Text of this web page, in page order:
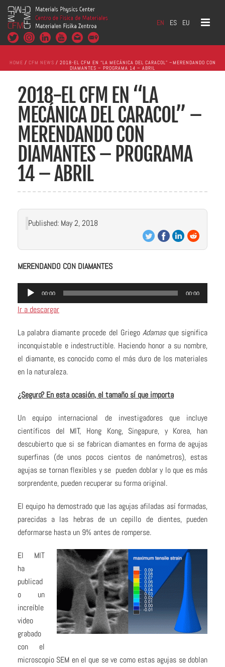
EN ES EU
HOME / CFM NEWS / 2018-EL CFM EN “LA MECÁNICA DEL CARACOL” –MERENDANDO CON
DIAMANTES – PROGRAMA 14 – ABRIL
2018-EL CFM EN “LA
MECÁNICA DEL CARACOL” –
MERENDANDO CON
DIAMANTES – PROGRAMA
14 – ABRIL
Published: May 2, 2018
MERENDANDO CON DIAMANTES
Audio
Player
00:00 00:00
Ir a descargar
La palabra diamante procede del Griego Adamasque significa
inconquistable e indestructible. Haciendo honor a su nombre,
el diamante, es conocido como el más duro de los materiales
en la naturaleza.
¿Seguro? En esta ocasión, el tamaño sí que importa
Un equipo internacional de investigadores que incluye
científicos del MIT, Hong Kong, Singapure, y Korea, han
descubierto que si se fabrican diamantes en forma de agujas
superfinas (de unos pocos cientos de nanómetros), estas
agujas se tornan flexibles y se pueden doblar y lo que es más
sorprendente, pueden recuperar su forma original.
El equipo ha demostrado que las agujas afiladas así formadas,
parecidas a las hebras de un cepillo de dientes, pueden
deformarse hasta un 9% antes de romperse.
El MIT
ha
publicad
o un
increíble
video
grabado
con el
microscopio SEM en el que se ve como estas agujas se doblan